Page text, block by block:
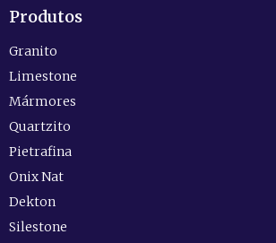
Produtos
Granito
Limestone
Mármores
Quartzito
Pietrafina
Onix Nat
Dekton
Silestone